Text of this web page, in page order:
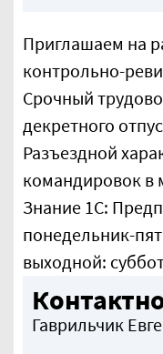
Приглашаем на
контрольно-
Срочный
декретного
Разъездной
командировок в
Знание 1С:
понедельник-
выходной:
Гаврильчик